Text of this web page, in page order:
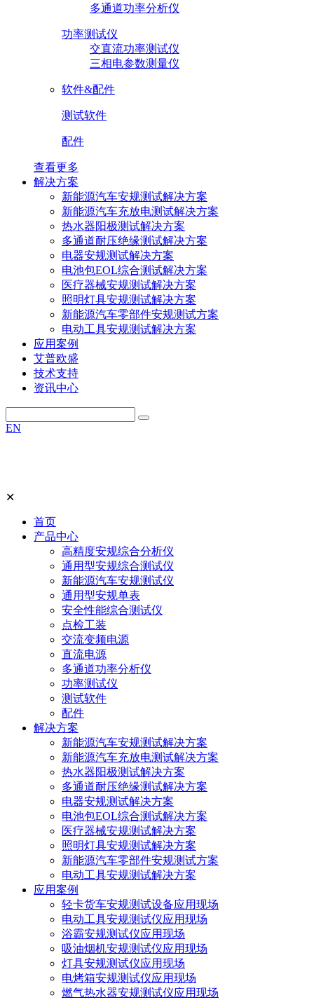
多通道功率分析仪
功率测试仪
交直流功率测试仪
三相电参数测量仪
软件&配件
测试软件
配件
查看更多
解决方案
新能源汽车安规测试解决方案
新能源汽车充放电测试解决方案
热水器阳极测试解决方案
多通道耐压绝缘测试解决方案
电器安规测试解决方案
电池包EOL综合测试解决方案
医疗器械安规测试解决方案
照明灯具安规测试解决方案
新能源汽车零部件安规测试方案
电动工具安规测试解决方案
应用案例
艾普欧盛
技术支持
资讯中心
EN
✕
首页
产品中心
高精度安规综合分析仪
通用型安规综合测试仪
新能源汽车安规测试仪
通用型安规单表
安全性能综合测试仪
点检工装
交流变频电源
直流电源
多通道功率分析仪
功率测试仪
测试软件
配件
解决方案
新能源汽车安规测试解决方案
新能源汽车充放电测试解决方案
热水器阳极测试解决方案
多通道耐压绝缘测试解决方案
电器安规测试解决方案
电池包EOL综合测试解决方案
医疗器械安规测试解决方案
照明灯具安规测试解决方案
新能源汽车零部件安规测试方案
电动工具安规测试解决方案
应用案例
轻卡货车安规测试设备应用现场
电动工具安规测试仪应用现场
浴霸安规测试仪应用现场
吸油烟机安规测试仪应用现场
灯具安规测试仪应用现场
电烤箱安规测试仪应用现场
燃气热水器安规测试仪应用现场